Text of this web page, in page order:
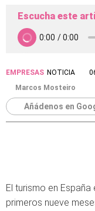
Escucha este
EMPRESAS NOTICIA
Marcos Mosteiro
Añádenos en
El turismo en
primeros nueve